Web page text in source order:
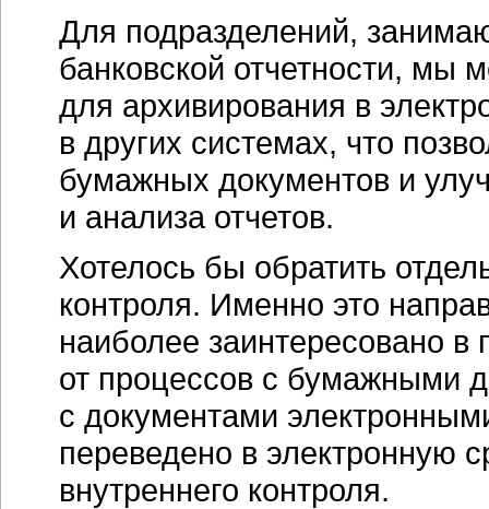
Для подразделений,
банковской отчетности,
для архивирования в
в других системах, что
бумажных документов и
и анализа отчетов.
Хотелось бы обратить
контроля. Именно это
наиболее заинтересовано
от процессов с бумажными
с документами
переведено в электронную
внутреннего контроля.